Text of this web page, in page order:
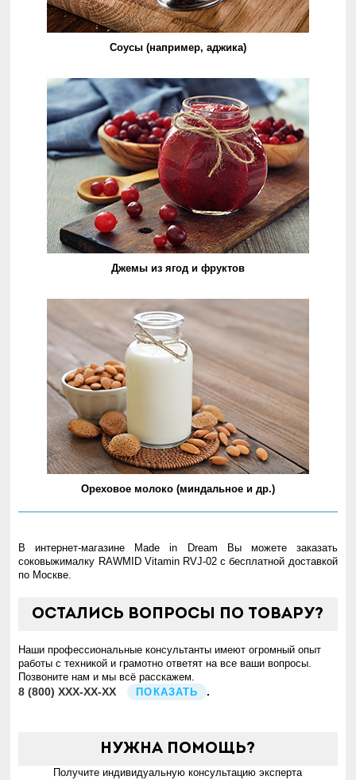
Соусы (например, аджика)
Джемы из ягод и фруктов
Ореховое молоко (миндальное и др.)
В интернет-магазине Made in Dream Вы можете заказать
соковыжималку RAWMID Vitamin RVJ-02 с бесплатной доставкой
по Москве.
Остались вопросы по товару?
Наши профессиональные консультанты имеют огромный опыт
работы с техникой и грамотно ответят на все ваши вопросы.
Позвоните нам и мы всё расскажем.
8 (800)XXX-XX-XX ПОКАЗАТЬ .
Нужна помощь?
Получите индивидуальную консультацию эксперта